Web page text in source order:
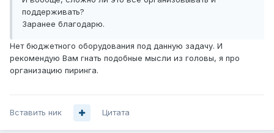
поддерживать?
Заранее благодарю.
Нет бюджетного оборудования под данную задачу. И
рекомендую Вам гнать подобные мысли из головы, я про
организацию пиринга.
Вставить ник Цитата